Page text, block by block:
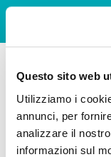
Questo sito web
Utilizziamo i
annunci, per
analizzare il
informazioni sul